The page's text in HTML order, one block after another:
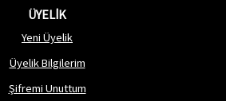
ÜYELİK
Yeni Üyelik
Üyelik Bilgilerim
Şifremi Unuttum